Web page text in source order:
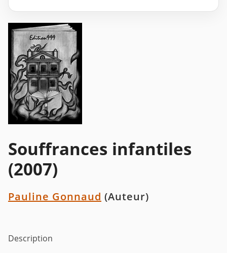
Souffrances infantiles
(2007)
Pauline Gonnaud (Auteur)
Description